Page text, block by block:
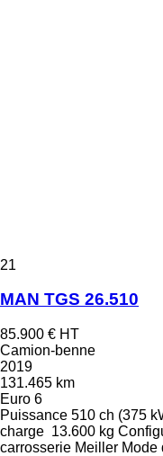
21
MAN TGS 26.510
85.900 € HT
Camion-benne
2019
131.465 km
Euro 6
Puissance 510 ch (375
charge 13.600 kg
carrosserie Meiller Mode